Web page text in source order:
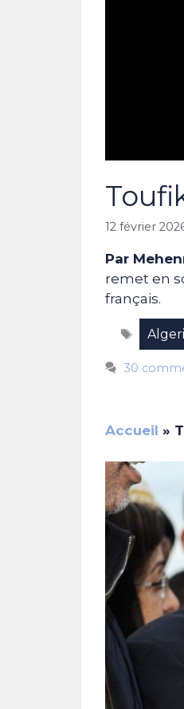
12 février
Par
remet en
français.
30
Accueil »